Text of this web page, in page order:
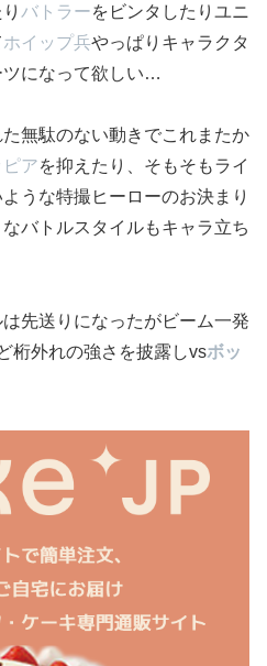
バトラーをビンタしたりユニ
ホイップ兵やっぱりキャラクタ
ツになって欲しい…
た無駄のない動きでこれまたか
アを抑えたり、そもそもライ
うな特撮ヒーローのお決まり
バトルスタイルもキャラ立ち
先送りになったがビーム一発
桁外れの強さを披露しvsボッ